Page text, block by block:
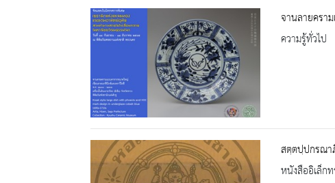
จานลายครา
ความรู้ทั่วไป
สตฺตปฺปกรณ
หนังสืออิเล็ก